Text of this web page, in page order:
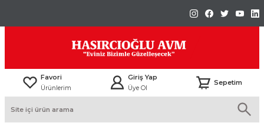
Favori
Ürünlerim
Giriş Yap
Üye Ol
Sepetim